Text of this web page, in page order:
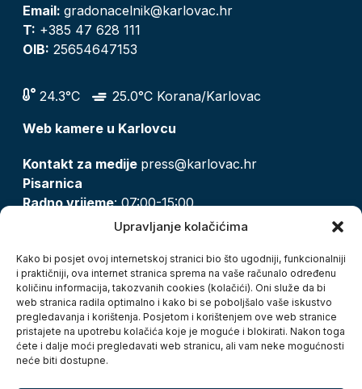
Upravljanje kolačićima
Kako bi posjet ovoj internetskoj stranici bio što ugodniji, funkcionalniji
i praktičniji, ova internet stranica sprema na vaše računalo određenu
količinu informacija, takozvanih cookies (kolačići). Oni služe da bi
web stranica radila optimalno i kako bi se poboljšalo vaše iskustvo
pregledavanja i korištenja. Posjetom i korištenjem ove web stranice
pristajete na upotrebu kolačića koje je moguće i blokirati. Nakon toga
ćete i dalje moći pregledavati web stranicu, ali vam neke mogućnosti
neće biti dostupne.
Email: gradonacelnik@karlovac.hr
T: +385 47 628 111
OIB: 25654647153
24.3°C
25.0°C Korana/Karlovac
Web kamere u Karlovcu
Kontakt za medije press@karlovac.hr
Pisarnica
Radno vrijeme: 07:00-15:00
pisarnica@karlovac.hr
Zaštita osobnih podataka
Pristup informacijama
Kolačići
Izjava o pristupačnosti